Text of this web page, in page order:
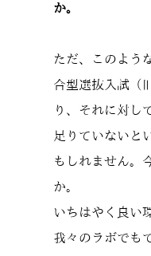
か。
ただ、このよう
合型選抜入試（
り、それに対し
足りていないと
もしれません。
か。
いちはやく良い
我々のラボでも